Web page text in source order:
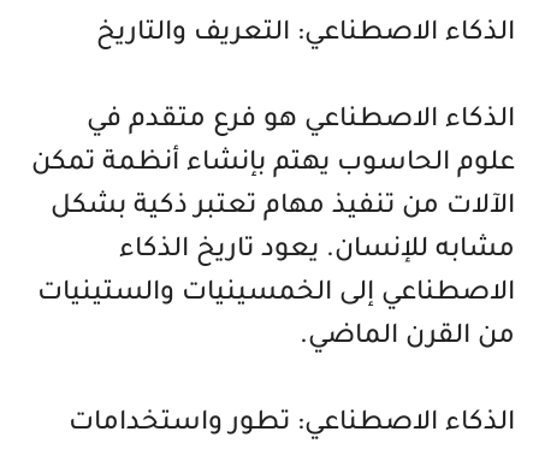
الذكاء الاصطناعي: التعريف والتاريخ
الذكاء الاصطناعي هو فرع متقدم في
علوم الحاسوب يهتم بإنشاء أنظمة تمكن
الآلات من تنفيذ مهام تعتبر ذكية بشكل
مشابه للإنسان. يعود تاريخ الذكاء
الاصطناعي إلى الخمسينيات والستينيات
من القرن الماضي.
الذكاء الاصطناعي: تطور واستخدامات